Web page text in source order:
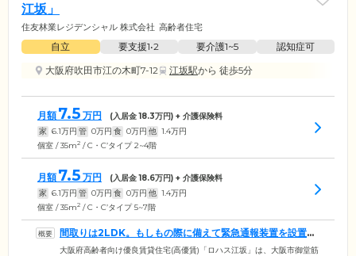
江坂」
住友林業レジデンシャル 株式会社 高齢者住宅
自立 要支援1•2 要介護1~5
認知症可
大阪府吹田市江の木町7-12
江坂駅から 徒歩5分
月額 7.5 万円 (入居金18.3万円) + 介護保険料
家 6.1万円 管 0万円 食 0万円 他 1.4万円
個室 / 35m2 / C・C’タイプ 2~4階
月額 7.5 万円 (入居金18.6万円) + 介護保険料
家 6.1万円 管 0万円 食 0万円 他 1.4万円
個室 / 35m2 / C・C’タイプ 5~7階
間取りは2LDK。もしもの際に備えて緊急通報装置を設置し
ています
大阪府高齢者向け優良賃貸住宅(高優賃)「ロハス江坂」は、大阪市御堂筋